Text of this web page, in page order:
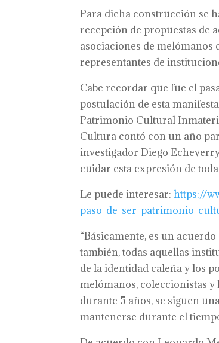
Para dicha construcción se
recepción de propuestas de
asociaciones de melómanos
representantes de
Cabe recordar que fue el
postulación de esta
Patrimonio Cultural
Cultura contó con un año
investigador Diego
cuidar esta expresión de
Le puede interesar:https://
paso-de-ser-patrimonio-
“Básicamente, es un
también, todas aquellas
de la identidad caleña y los
melómanos, coleccionistas y
durante 5 años, se siguen
mantenerse durante el